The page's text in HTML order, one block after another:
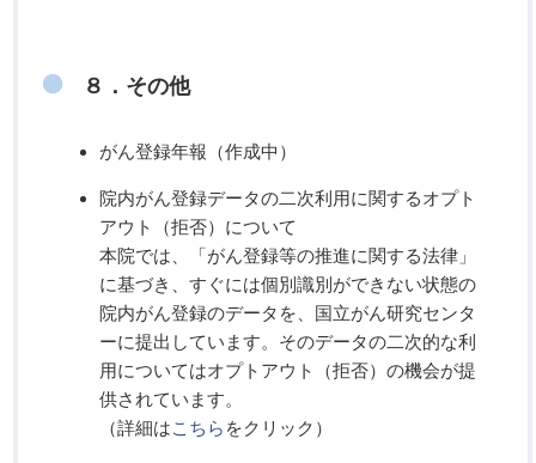
８．その他
がん登録年報（作成中）
院内がん登録データの二次利用に関するオプト
アウト（拒否）について
本院では、「がん登録等の推進に関する法律」
に基づき、すぐには個別識別ができない状態の
院内がん登録のデータを、国立がん研究センタ
ーに提出しています。そのデータの二次的な利
用についてはオプトアウト（拒否）の機会が提
供されています。
（詳細はこちら をクリック）